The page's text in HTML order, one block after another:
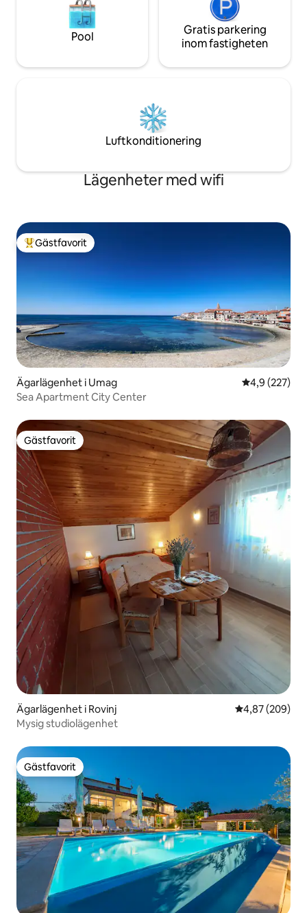
Pool
Gratis parkering
inom fastigheten
Luftkonditionering
Lägenheter med wifi
Populär gästfavorit
Gästfavorit
Ägarlägenhet i Umag 4,9 av 5 i
4,9 (227)
Sea Apartment City Center
Gästfavorit
Gästfavorit
Ägarlägenhet i Rovinj 4,87 av 5 i
4,87 (209)
Mysig studiolägenhet
Gästfavorit
Gästfavorit